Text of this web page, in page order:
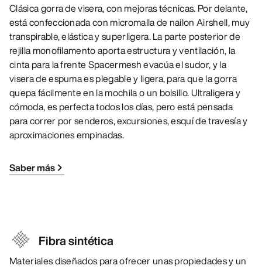
Clásica gorra de visera, con mejoras técnicas. Por delante,
está confeccionada con micromalla de nailon Airshell, muy
transpirable, elástica y superligera. La parte posterior de
rejilla monofilamento aporta estructura y ventilación, la
cinta para la frente Spacermesh evacúa el sudor, y la
visera de espuma es plegable y ligera, para que la gorra
quepa fácilmente en la mochila o un bolsillo. Ultraligera y
cómoda, es perfecta todos los días, pero está pensada
para correr por senderos, excursiones, esquí de travesía y
aproximaciones empinadas.
Saber más
Fibra sintética
Materiales diseñados para ofrecer unas propiedades y un